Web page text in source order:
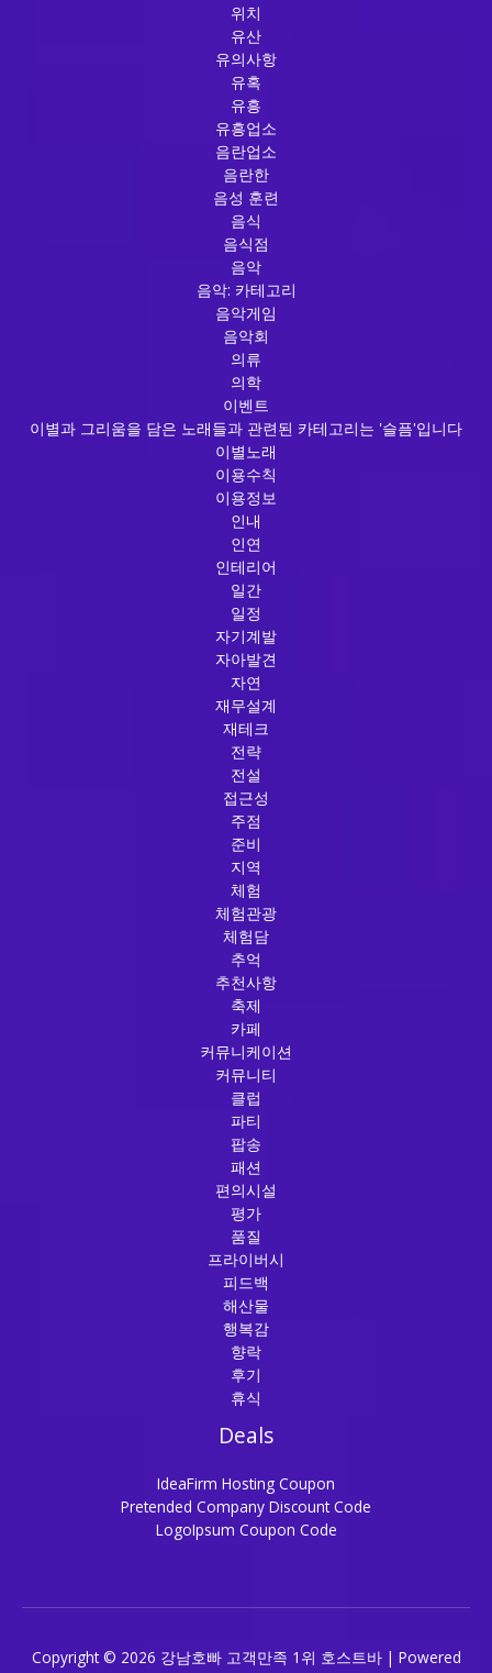
위치
유산
유의사항
유혹
유흥
유흥업소
음란업소
음란한
음성 훈련
음식
음식점
음악
음악: 카테고리
음악게임
음악회
의류
의학
이벤트
이별과 그리움을 담은 노래들과 관련된 카테고리는 '슬픔'입니다
이별노래
이용수칙
이용정보
인내
인연
인테리어
일간
일정
자기계발
자아발견
자연
재무설계
재테크
전략
전설
접근성
주점
준비
지역
체험
체험관광
체험담
추억
추천사항
축제
카페
커뮤니케이션
커뮤니티
클럽
파티
팝송
패션
편의시설
평가
품질
프라이버시
피드백
해산물
행복감
향락
후기
휴식
Deals
IdeaFirm Hosting Coupon
Pretended Company Discount Code
LogoIpsum Coupon Code
Copyright © 2026 강남호빠 고객만족 1위 호스트바 | Powered